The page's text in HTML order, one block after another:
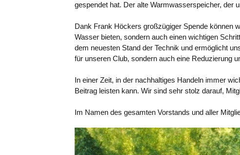
gespendet hat. Der alte Warmwasserspeicher, der
Dank Frank Höckers großzügiger Spende können
Wasser bieten, sondern auch einen wichtigen
dem neuesten Stand der Technik und ermöglicht
für unseren Club, sondern auch eine Reduzierung
In einer Zeit, in der nachhaltiges Handeln immer
Beitrag leisten kann. Wir sind sehr stolz darauf,
Im Namen des gesamten Vorstands und aller